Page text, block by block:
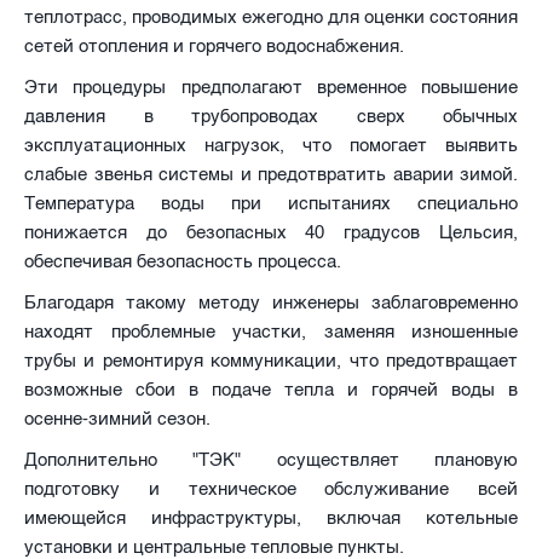
теплотрасс, проводимых ежегодно для оценки состояния
сетей отопления и горячего водоснабжения.
Эти процедуры предполагают временное повышение
давления в трубопроводах сверх обычных
эксплуатационных нагрузок, что помогает выявить
слабые звенья системы и предотвратить аварии зимой.
Температура воды при испытаниях специально
понижается до безопасных 40 градусов Цельсия,
обеспечивая безопасность процесса.
Благодаря такому методу инженеры заблаговременно
находят проблемные участки, заменяя изношенные
трубы и ремонтируя коммуникации, что предотвращает
возможные сбои в подаче тепла и горячей воды в
осенне-зимний сезон.
Дополнительно "ТЭК" осуществляет плановую
подготовку и техническое обслуживание всей
имеющейся инфраструктуры, включая котельные
установки и центральные тепловые пункты.